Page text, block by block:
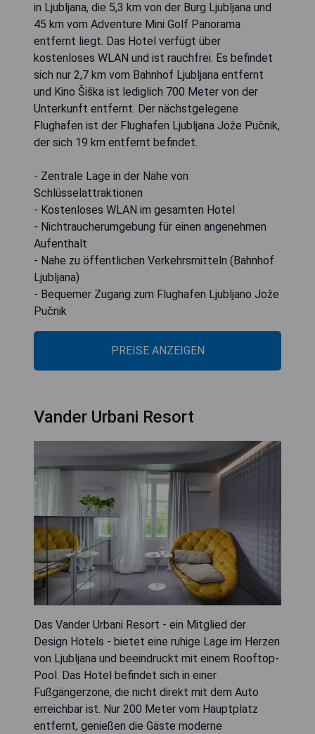
in Ljubljana, die 5,3 km von der Burg Ljubljana und
45 km vom Adventure Mini Golf Panorama
entfernt liegt. Das Hotel verfügt über
kostenloses WLAN und ist rauchfrei. Es befindet
sich nur 2,7 km vom Bahnhof Ljubljana entfernt
und Kino Šiška ist lediglich 700 Meter von der
Unterkunft entfernt. Der nächstgelegene
Flughafen ist der Flughafen Ljubljana Jože Pučnik,
der sich 19 km entfernt befindet.
- Zentrale Lage in der Nähe von
Schlüsselattraktionen
- Kostenloses WLAN im gesamten Hotel
- Nichtraucherumgebung für einen angenehmen
Aufenthalt
- Nahe zu öffentlichen Verkehrsmitteln (Bahnhof
Ljubljana)
- Bequemer Zugang zum Flughafen Ljubljano Jože
Pučnik
PREISE ANZEIGEN
Vander Urbani Resort
Das Vander Urbani Resort - ein Mitglied der
Design Hotels - bietet eine ruhige Lage im Herzen
von Ljubljana und beeindruckt mit einem Rooftop-
Pool. Das Hotel befindet sich in einer
Fußgängerzone, die nicht direkt mit dem Auto
erreichbar ist. Nur 200 Meter vom Hauptplatz
entfernt, genießen die Gäste moderne